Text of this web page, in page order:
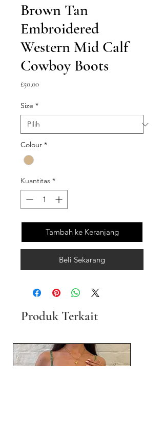
Brown Tan
Embroidered
Western Mid Calf
Cowboy Boots
£50,00Harga
Size *
Colour *
Kuantitas *
Tambah ke Keranjang
Beli Sekarang
Produk Terkait